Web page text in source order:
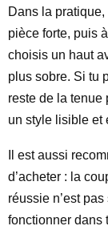
Dans la
pièce forte, puis
choisis un haut
plus sobre. Si tu
reste de la tenue
un style lisible et
Il est aussi
d’acheter : la
réussie n’est
fonctionner dans